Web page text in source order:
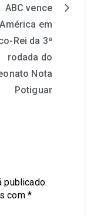
ABC vence
América em
Rei da 3ª
rodada do
Nota
Potiguar
publicado.
com *